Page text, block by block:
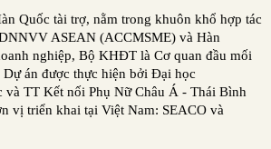
Quốc tài trợ, nằm trong khuôn khổ hợp tác
ASEAN (ACCMSME) và Hàn
nghiệp, Bộ KHĐT là Cơ quan đầu mối
án được thực hiện bởi Đại học
và TT Kết nối Phụ Nữ Châu Á - Thái Bình
vị triển khai tại Việt Nam: SEACO và